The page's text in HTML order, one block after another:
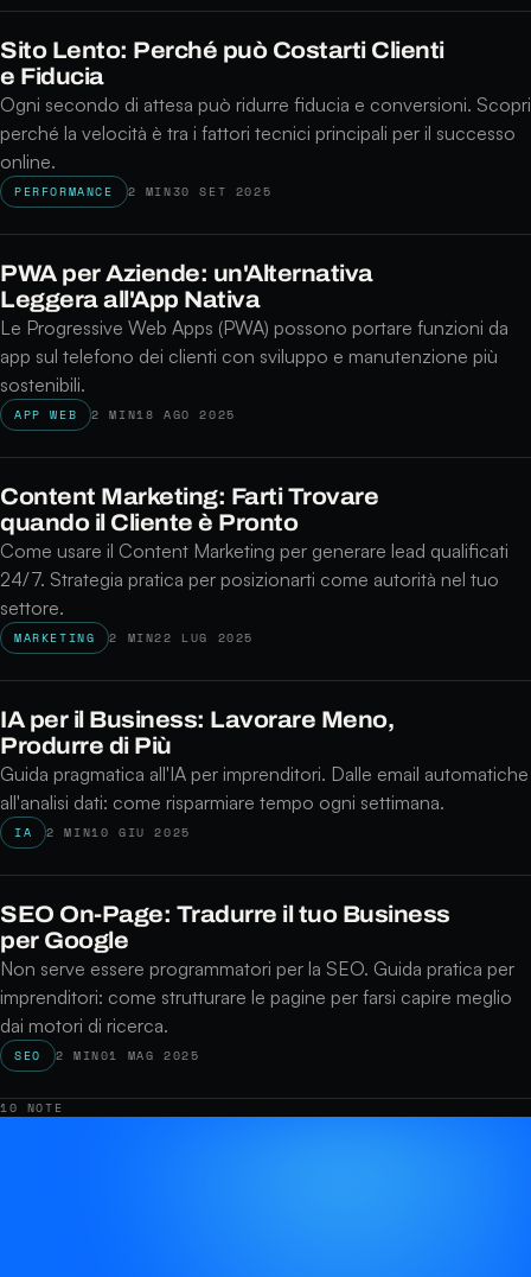
Sito Lento: Perché può Costarti Clienti
e Fiducia
Ogni secondo di attesa può ridurre fiducia e conversioni. Scopri
perché la velocità è tra i fattori tecnici principali per il successo
online.
PERFORMANCE 2 MIN30 SET 2025
PWA per Aziende: un'Alternativa
Leggera all'App Nativa
Le Progressive Web Apps (PWA) possono portare funzioni da
app sul telefono dei clienti con sviluppo e manutenzione più
sostenibili.
APP WEB 2 MIN18 AGO 2025
Content Marketing: Farti Trovare
quando il Cliente è Pronto
Come usare il Content Marketing per generare lead qualificati
24/7. Strategia pratica per posizionarti come autorità nel tuo
settore.
MARKETING 2 MIN22 LUG 2025
IA per il Business: Lavorare Meno,
Produrre di Più
Guida pragmatica all'IA per imprenditori. Dalle email automatiche
all'analisi dati: come risparmiare tempo ogni settimana.
IA 2 MIN10 GIU 2025
SEO On-Page: Tradurre il tuo Business
per Google
Non serve essere programmatori per la SEO. Guida pratica per
imprenditori: come strutturare le pagine per farsi capire meglio
dai motori di ricerca.
SEO 2 MIN01 MAG 2025
10 NOTE